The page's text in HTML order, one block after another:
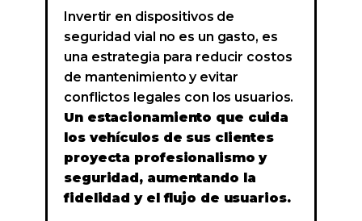
Invertir en dispositivos de
seguridad vial no es un gasto, es
una estrategia para reducir costos
de mantenimiento y evitar
conflictos legales con los usuarios.
Un estacionamiento que cuida
los vehículos de sus clientes
proyecta profesionalismo y
seguridad, aumentando la
fidelidad y el flujo de usuarios.